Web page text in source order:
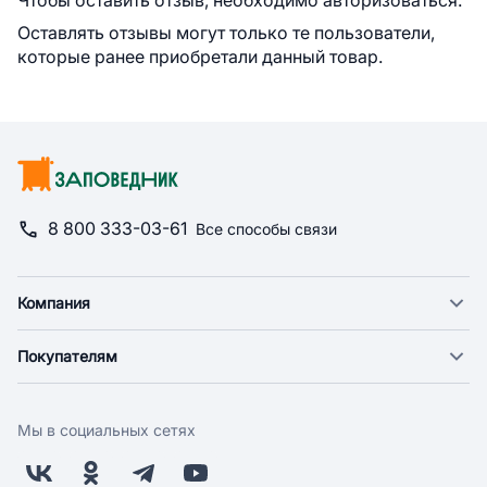
Оставлять отзывы могут только те пользователи,
которые ранее приобретали данный товар.
8 800 333-03-61 Все способы связи
Компания
Новости
Поставщикам
Заводчикам
Покупателям
Экспресс доставка
Возврат
Мы в социальных сетях